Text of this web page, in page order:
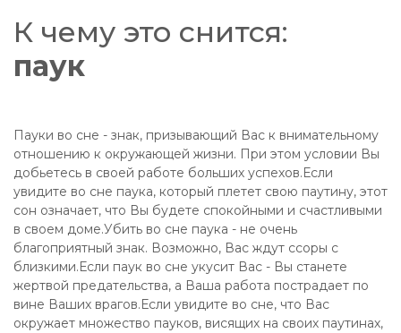
К чему это снится:
паук
Пауки во сне - знак, призывающий Вас к внимательному
отношению к окружающей жизни. При этом условии Вы
добьетесь в своей работе больших успехов.Если
увидите во сне паука, который плетет свою паутину, этот
сон означает, что Вы будете спокойными и счастливыми
в своем доме.Убить во сне паука - не очень
благоприятный знак. Возможно, Вас ждут ссоры с
близкими.Если паук во сне укусит Вас - Вы станете
жертвой предательства, а Ваша работа пострадает по
вине Ваших врагов.Если увидите во сне, что Вас
окружает множество пауков, висящих на своих паутинах,